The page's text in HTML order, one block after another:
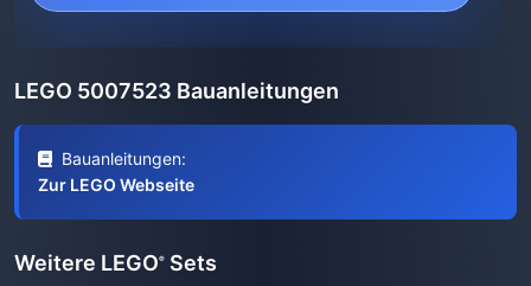
LEGO 5007523 Bauanleitungen
Bauanleitungen:
Zur LEGO Webseite
Weitere LEGO® Sets